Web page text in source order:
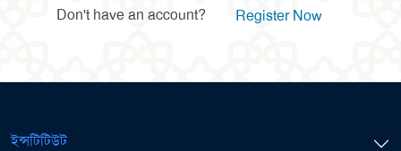
Don't have an account? Register Now
ইন্সটিটিউট